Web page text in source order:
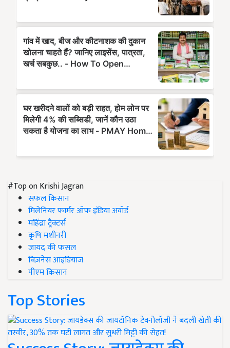
#Top on Krishi Jagran
सफल किसान
मिलेनियर फार्मर ऑफ इंडिया अवॉर्ड
महिंद्रा ट्रैक्टर्स
कृषि मशीनरी
जायद की फसल
बिज़नेस आइडियाज
पीएम किसान
Top Stories